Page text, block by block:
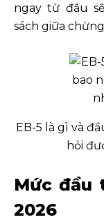
ngay từ đầu
sách giữa
EB-5 là gì và
hỏi
Mức đầu
2026